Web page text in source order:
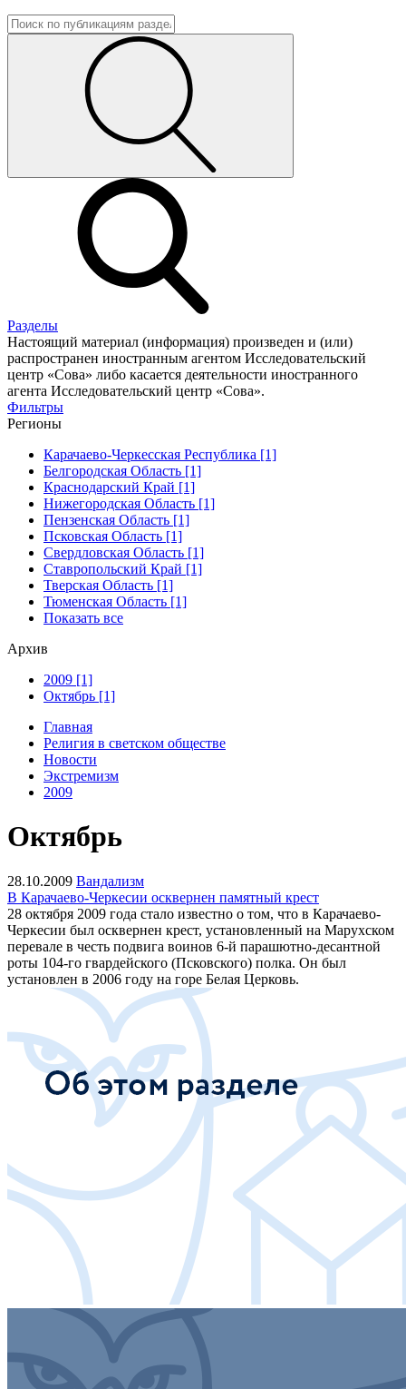
Разделы
Настоящий материал (информация) произведен и (или)
распространен иностранным агентом Исследовательский
центр «Сова» либо касается деятельности иностранного
агента Исследовательский центр «Сова».
Фильтры
Регионы
Карачаево-Черкесская Республика [1]
Белгородская Область [1]
Краснодарский Край [1]
Нижегородская Область [1]
Пензенская Область [1]
Псковская Область [1]
Свердловская Область [1]
Ставропольский Край [1]
Тверская Область [1]
Тюменская Область [1]
Показать все
Архив
2009 [1]
Октябрь [1]
Главная
Религия в светском обществе
Новости
Экстремизм
2009
Октябрь
28.10.2009 Вандализм
В Карачаево-Черкесии осквернен памятный крест
28 октября 2009 года стало известно о том, что в Карачаево-
Черкесии был осквернен крест, установленный на Марухском
перевале в честь подвига воинов 6-й парашютно-десантной
роты 104-го гвардейского (Псковского) полка. Он был
установлен в 2006 году на горе Белая Церковь.